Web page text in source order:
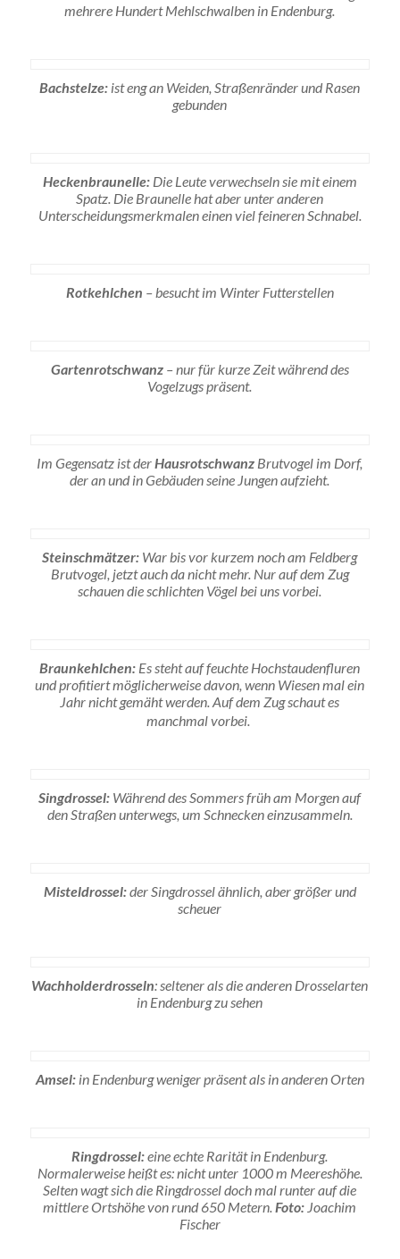
mehrere Hundert Mehlschwalben in Endenburg.
Bachstelze: ist eng an Weiden, Straßenränder und Rasen
gebunden
Heckenbraunelle:Die Leute verwechseln sie mit einem
Spatz. Die Braunelle hat aber unter anderen
Unterscheidungsmerkmalen einen viel feineren Schnabel.
Rotkehlchen – besucht im Winter Futterstellen
Gartenrotschwanz– nur für kurze Zeit während des
Vogelzugs präsent.
Im Gegensatz ist derHausrotschwanz Brutvogel im Dorf,
der an und in Gebäuden seine Jungen aufzieht.
Steinschmätzer: War bis vor kurzem noch am Feldberg
Brutvogel, jetzt auch da nicht mehr. Nur auf dem Zug
schauen die schlichten Vögel bei uns vorbei.
Braunkehlchen: Es steht auf feuchte Hochstaudenfluren
und profitiert möglicherweise davon, wenn Wiesen mal ein
Jahr nicht gemäht werden. Auf dem Zug schaut es
manchmal vorbei.
Singdrossel: Während des Sommers früh am Morgen auf
den Straßen unterwegs, um Schnecken einzusammeln.
Misteldrossel:der Singdrossel ähnlich, aber größer und
scheuer
Wachholderdrosseln: seltener als die anderen Drosselarten
in Endenburg zu sehen
Amsel:in Endenburg weniger präsent als in anderen Orten
Ringdrossel:eine echte Rarität in Endenburg.
Normalerweise heißt es: nicht unter 1000 m Meereshöhe.
Selten wagt sich die Ringdrossel doch mal runter auf die
mittlere Ortshöhe von rund 650 Metern.Foto: Joachim
Fischer